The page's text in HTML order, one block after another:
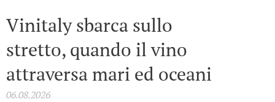
Vinitaly sbarca sullo
stretto, quando il vino
attraversa mari ed oceani
06.08.2026